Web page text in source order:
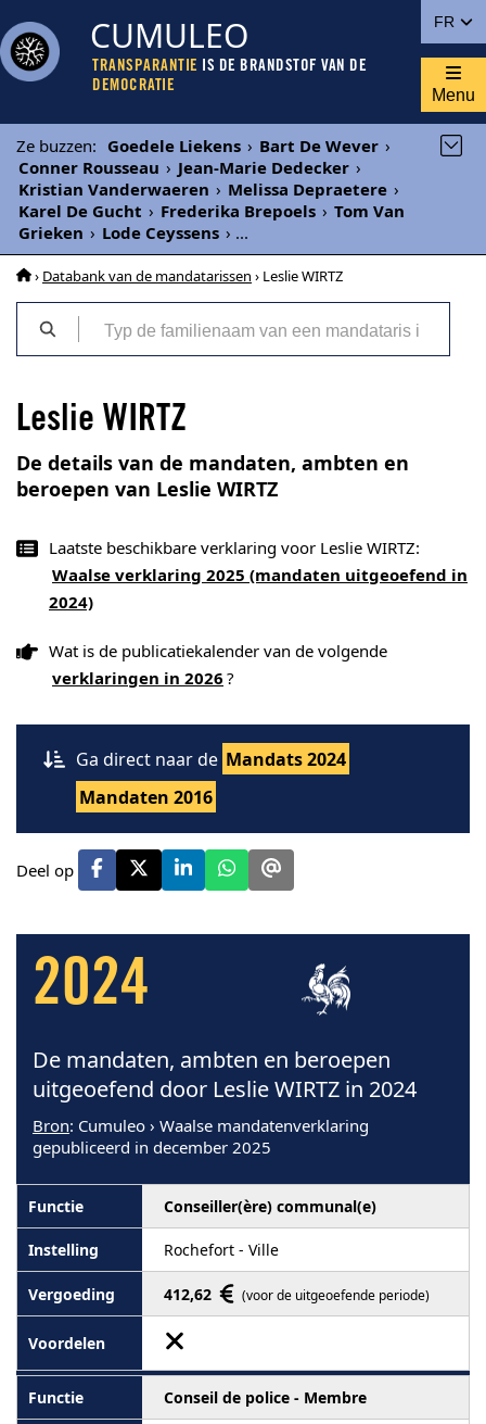
FR
CUMULEO
TRANSPARANTIE IS DE BRANDSTOF VAN DE
DEMOCRATIE
Menu
Ze buzzen: Goedele Liekens › Bart De Wever ›
Conner Rousseau › Jean-Marie Dedecker ›
Kristian Vanderwaeren › Melissa Depraetere ›
Karel De Gucht › Frederika Brepoels › Tom Van
Grieken › Lode Ceyssens › ...
› Databank van de mandatarissen › Leslie WIRTZ
Leslie WIRTZ
De details van de mandaten, ambten en
beroepen van Leslie WIRTZ
Laatste beschikbare verklaring voor Leslie WIRTZ:
Waalse verklaring 2025 (mandaten uitgeoefend in
2024)
Wat is de publicatiekalender van de volgende
verklaringen in 2026 ?
Ga direct naar de Mandats 2024
Mandaten 2016
Deel op
2024
De mandaten, ambten en beroepen
uitgeoefend door Leslie WIRTZ in 2024
Bron: Cumuleo › Waalse mandatenverklaring
gepubliceerd in december 2025
Conseiller(ère) communal(e)
Rochefort - Ville
412,62 (voor de uitgeoefende periode)
Conseil de police - Membre